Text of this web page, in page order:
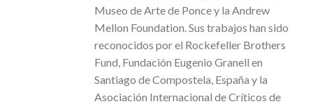
Museo de Arte de Ponce y la Andrew
Mellon Foundation. Sus trabajos han sido
reconocidos por el Rockefeller Brothers
Fund, Fundación Eugenio Granell en
Santiago de Compostela, España y la
Asociación Internacional de Críticos de